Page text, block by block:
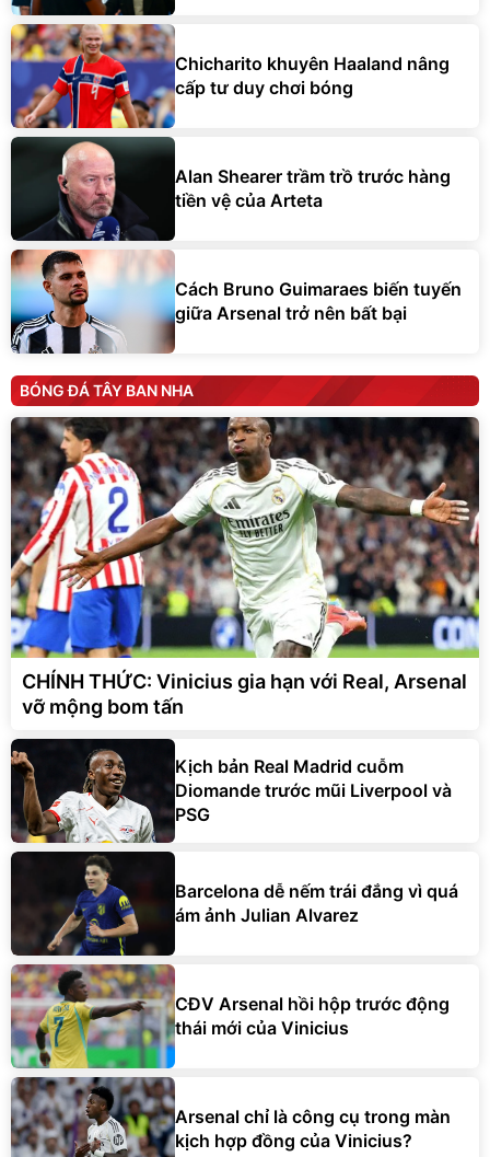
Chicharito khuyên Haaland nâng
cấp tư duy chơi bóng
Alan Shearer trầm trồ trước hàng
tiền vệ của Arteta
Cách Bruno Guimaraes biến tuyến
giữa Arsenal trở nên bất bại
BÓNG ĐÁ TÂY BAN NHA
CHÍNH THỨC: Vinicius gia hạn với Real, Arsenal
vỡ mộng bom tấn
Kịch bản Real Madrid cuỗm
Diomande trước mũi Liverpool và
PSG
Barcelona dễ nếm trái đắng vì quá
ám ảnh Julian Alvarez
CĐV Arsenal hồi hộp trước động
thái mới của Vinicius
Arsenal chỉ là công cụ trong màn
kịch hợp đồng của Vinicius?